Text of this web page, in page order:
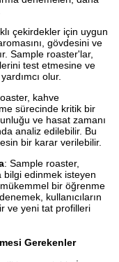
çekirdekler için uygun
gövdesini ve
Sample roaster'lar,
test etmesine ve
olur.
kahve
sürecinde kritik bir
ve hasat zamanı
analiz edilebilir. Bu
bir karar verilebilir.
: Sample roaster,
bilgi edinmek isteyen
bir öğrenme
kullanıcıların
ve yeni tat profilleri
Gerekenler